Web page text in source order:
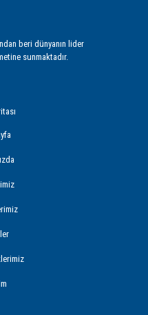
beri dünyanın lider
sunmaktadır.